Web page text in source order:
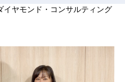
ヤモンド・コンサルティング